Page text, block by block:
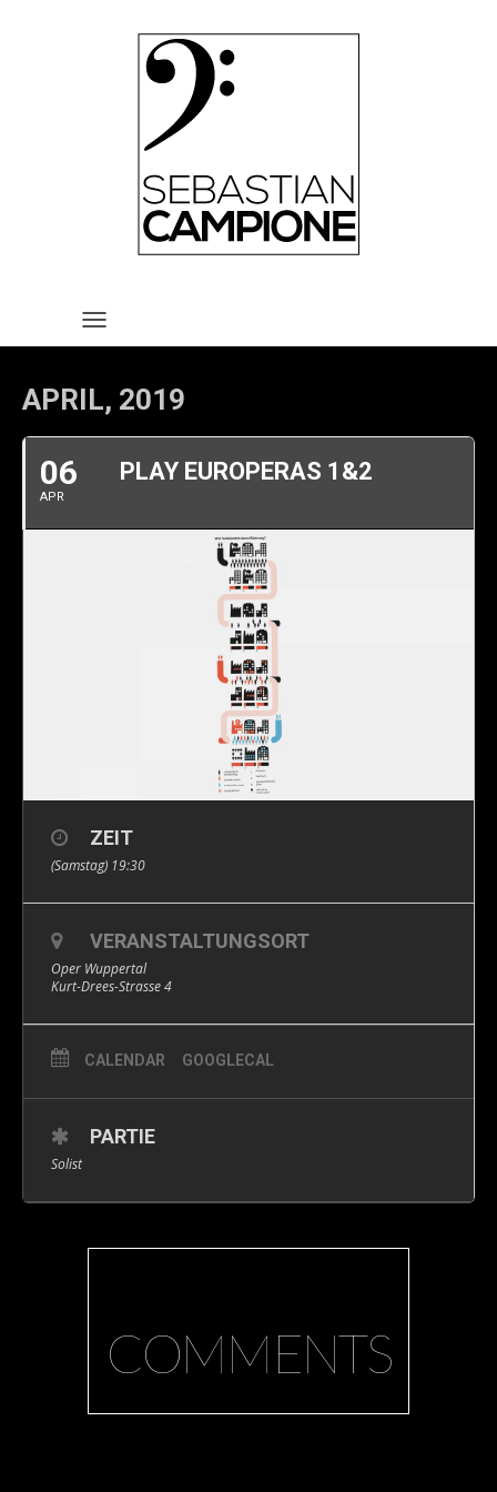
TOGGLE NAVIGATION
IMPRESSUM UND
DATENSCHUTZERKLÄRUNG
APRIL, 2019
06
APR
PLAY EUROPERAS 1&2
ZEIT
(Samstag) 19:30
VERANSTALTUNGSORT
Oper Wuppertal
Kurt-Drees-Strasse 4
CALENDAR GOOGLECAL
PARTIE
Solist
COMMENTS